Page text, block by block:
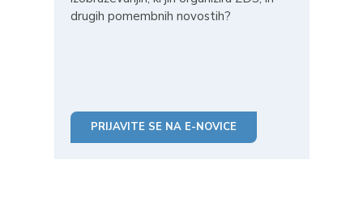
drugih pomembnih novostih?
PRIJAVITE SE NA E-NOVICE